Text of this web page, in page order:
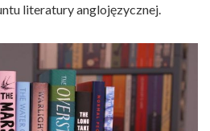
literatury anglojęzycznej.